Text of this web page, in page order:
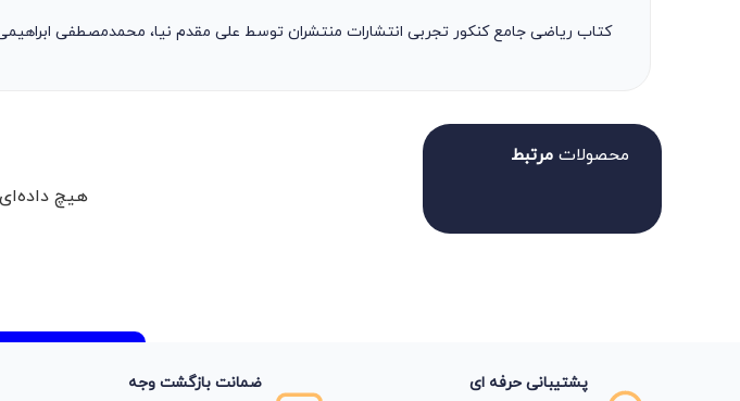
کتاب ریاضی جامع کنکور تجربی انتشارات منتشران توسط علی مقدم نیا، محمدمصطفی ابراهیمی و علی شهرابی
محصولات مرتبط
هیچ
پشتیبانی حرفه ای ضمانت بازگشت وجه